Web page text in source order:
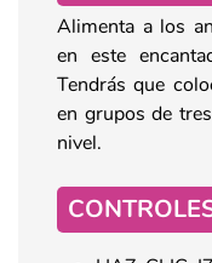
Alimenta a los
en este
Tendrás que
en grupos de
nivel.